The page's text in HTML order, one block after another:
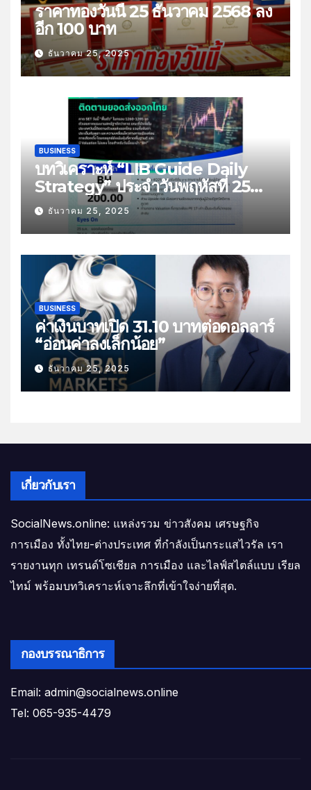
ราคาทองวันนี้ 25 ธันวาคม 2568 ลง
อีก 100 บาท
ธันวาคม 25, 2025
BUSINESS
บทวิเคราะห์ “LIB Guide Daily
Strategy” ประจำวันพฤหัสที่ 25
ธันวาคม 2568 หัวข้อ “ติดตามยอด
ส่งออกไทย”
ธันวาคม 25, 2025
BUSINESS
ค่าเงินบาทเปิด 31.10 บาทต่อดอลลาร์
“อ่อนค่าลงเล็กน้อย”
ธันวาคม 25, 2025
เกี่ยวกับเรา
SocialNews.online: แหล่งรวม ข่าวสังคม เศรษฐกิจ
การเมือง ทั้งไทย-ต่างประเทศ ที่กำลังเป็นกระแสไวรัล เรา
รายงานทุก เทรนด์โซเชียล การเมือง และไลฟ์สไตล์แบบ เรียล
ไทม์ พร้อมบทวิเคราะห์เจาะลึกที่เข้าใจง่ายที่สุด.
กองบรรณาธิการ
Email: admin@socialnews.online
Tel: 065-935-4479